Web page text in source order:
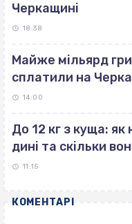
Черкащині
18:38
Майже мільярд
сплатили на
14:00
До 12 кг з куща:
дині та скільки
11:15
КОМЕНТАРІ